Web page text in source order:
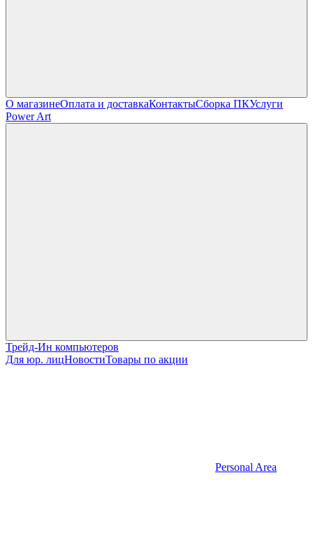
О магазинеОплата и доставкаКонтактыСборка ПКУслуги
Power Art
Трейд-Ин компьютеров
Для юр. лицНовостиТовары по акции
Personal Area